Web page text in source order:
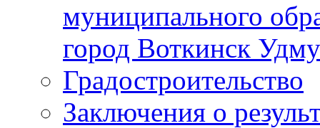
муниципального
город Воткинск
Градостроительство
Заключения о